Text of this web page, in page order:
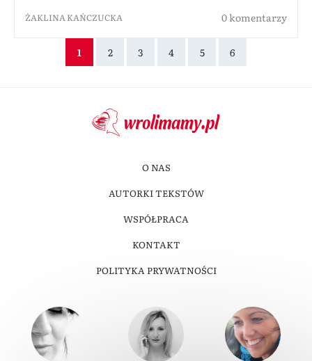
ŻAKLINA KAŃCZUCKA 0 komentarzy
1 2 3 4 5 6
O NAS
AUTORKI TEKSTÓW
WSPÓŁPRACA
KONTAKT
POLITYKA PRYWATNOŚCI